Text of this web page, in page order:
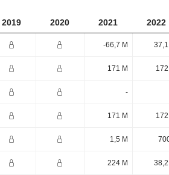
2019 2020 2021 2022
-66,7 M 37,1
171 M 172
-
171 M 172
1,5 M
224 M 38,2